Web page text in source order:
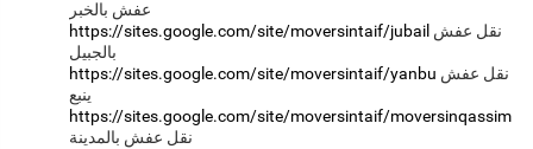
https://sites.google.com/site/moversintaif/jubail
https://sites.google.com/site/moversintaif/yanbu
https://sites.google.com/site/moversintaif/moversinqassim
نقل عفش بالمدينة